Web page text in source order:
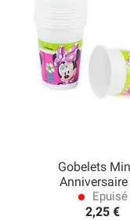
ou encore
à la petite fête
thème en utilisant
Gobelets
Anniversaire
lens Epuisé
2,25 €